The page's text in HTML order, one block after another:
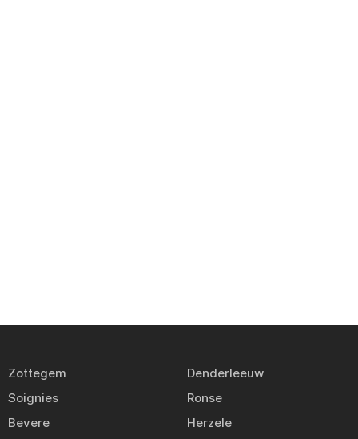
Zottegem
Denderleeuw
Soignies
Ronse
Bevere
Herzele